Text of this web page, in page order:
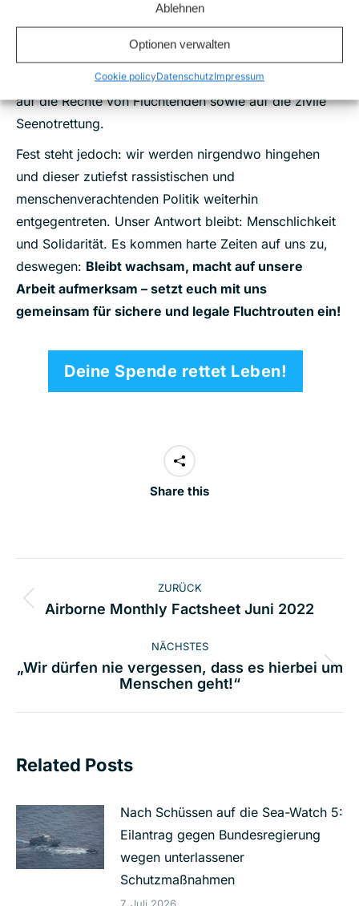
Ablehnen
Optionen verwalten
Cookie policyDatenschutzImpressum
die im Mittelmeer Seenotrettung betreiben, stehen wie
damals erneut auf der Tagesordnung. Sollten es die
Ultrarechten in der Tat in die Regierung schaffen,
befürchten wir weitreichende negative Auswirkungen
auf die Rechte von Flüchtenden sowie auf die zivile
Seenotrettung.
Fest steht jedoch: wir werden nirgendwo hingehen
und dieser zutiefst rassistischen und
menschenverachtenden Politik weiterhin
entgegentreten. Unser Antwort bleibt: Menschlichkeit
und Solidarität. Es kommen harte Zeiten auf uns zu,
deswegen: Bleibt wachsam, macht auf unsere
Arbeit aufmerksam – setzt euch mit uns
gemeinsam für sichere und legale Fluchtrouten ein!
Deine Spende rettet Leben!
Share this
ZURÜCK
Vorheriger
Airborne Monthly Factsheet Juni 2022
NÄCHSTES
Nächster
Beitrag:
„Wir dürfen nie vergessen, dass es hierbei um
Menschen geht!“
Related Posts
Nach Schüssen auf die Sea-Watch 5:
Eilantrag gegen Bundesregierung
wegen unterlassener
Schutzmaßnahmen